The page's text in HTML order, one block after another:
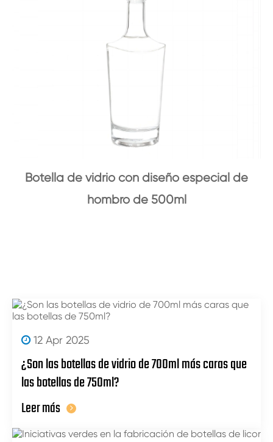
Botella de vidrio con diseño especial de
hombro de 500ml
12 Apr 2025
¿Son las botellas de vidrio de 700ml más caras que
las botellas de 750ml?
Leer más